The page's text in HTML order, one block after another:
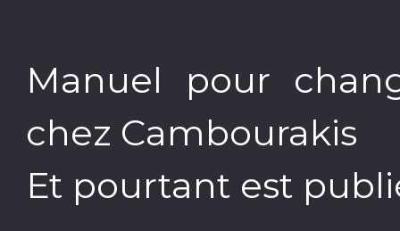
Manuel pour
chez Cambourakis
Et pourtant est